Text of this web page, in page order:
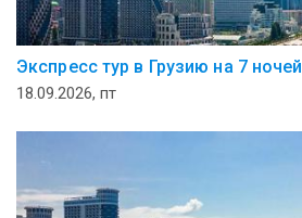
Экспресс тур в Грузию на 7 ночей
18.09.2026, пт